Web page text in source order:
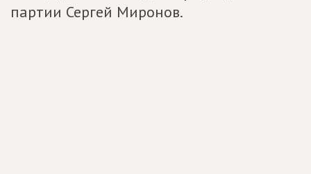
партии Сергей Миронов.